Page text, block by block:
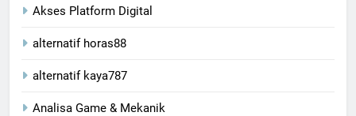
Akses Platform Digital
alternatif horas88
alternatif kaya787
Analisa Game & Mekanik